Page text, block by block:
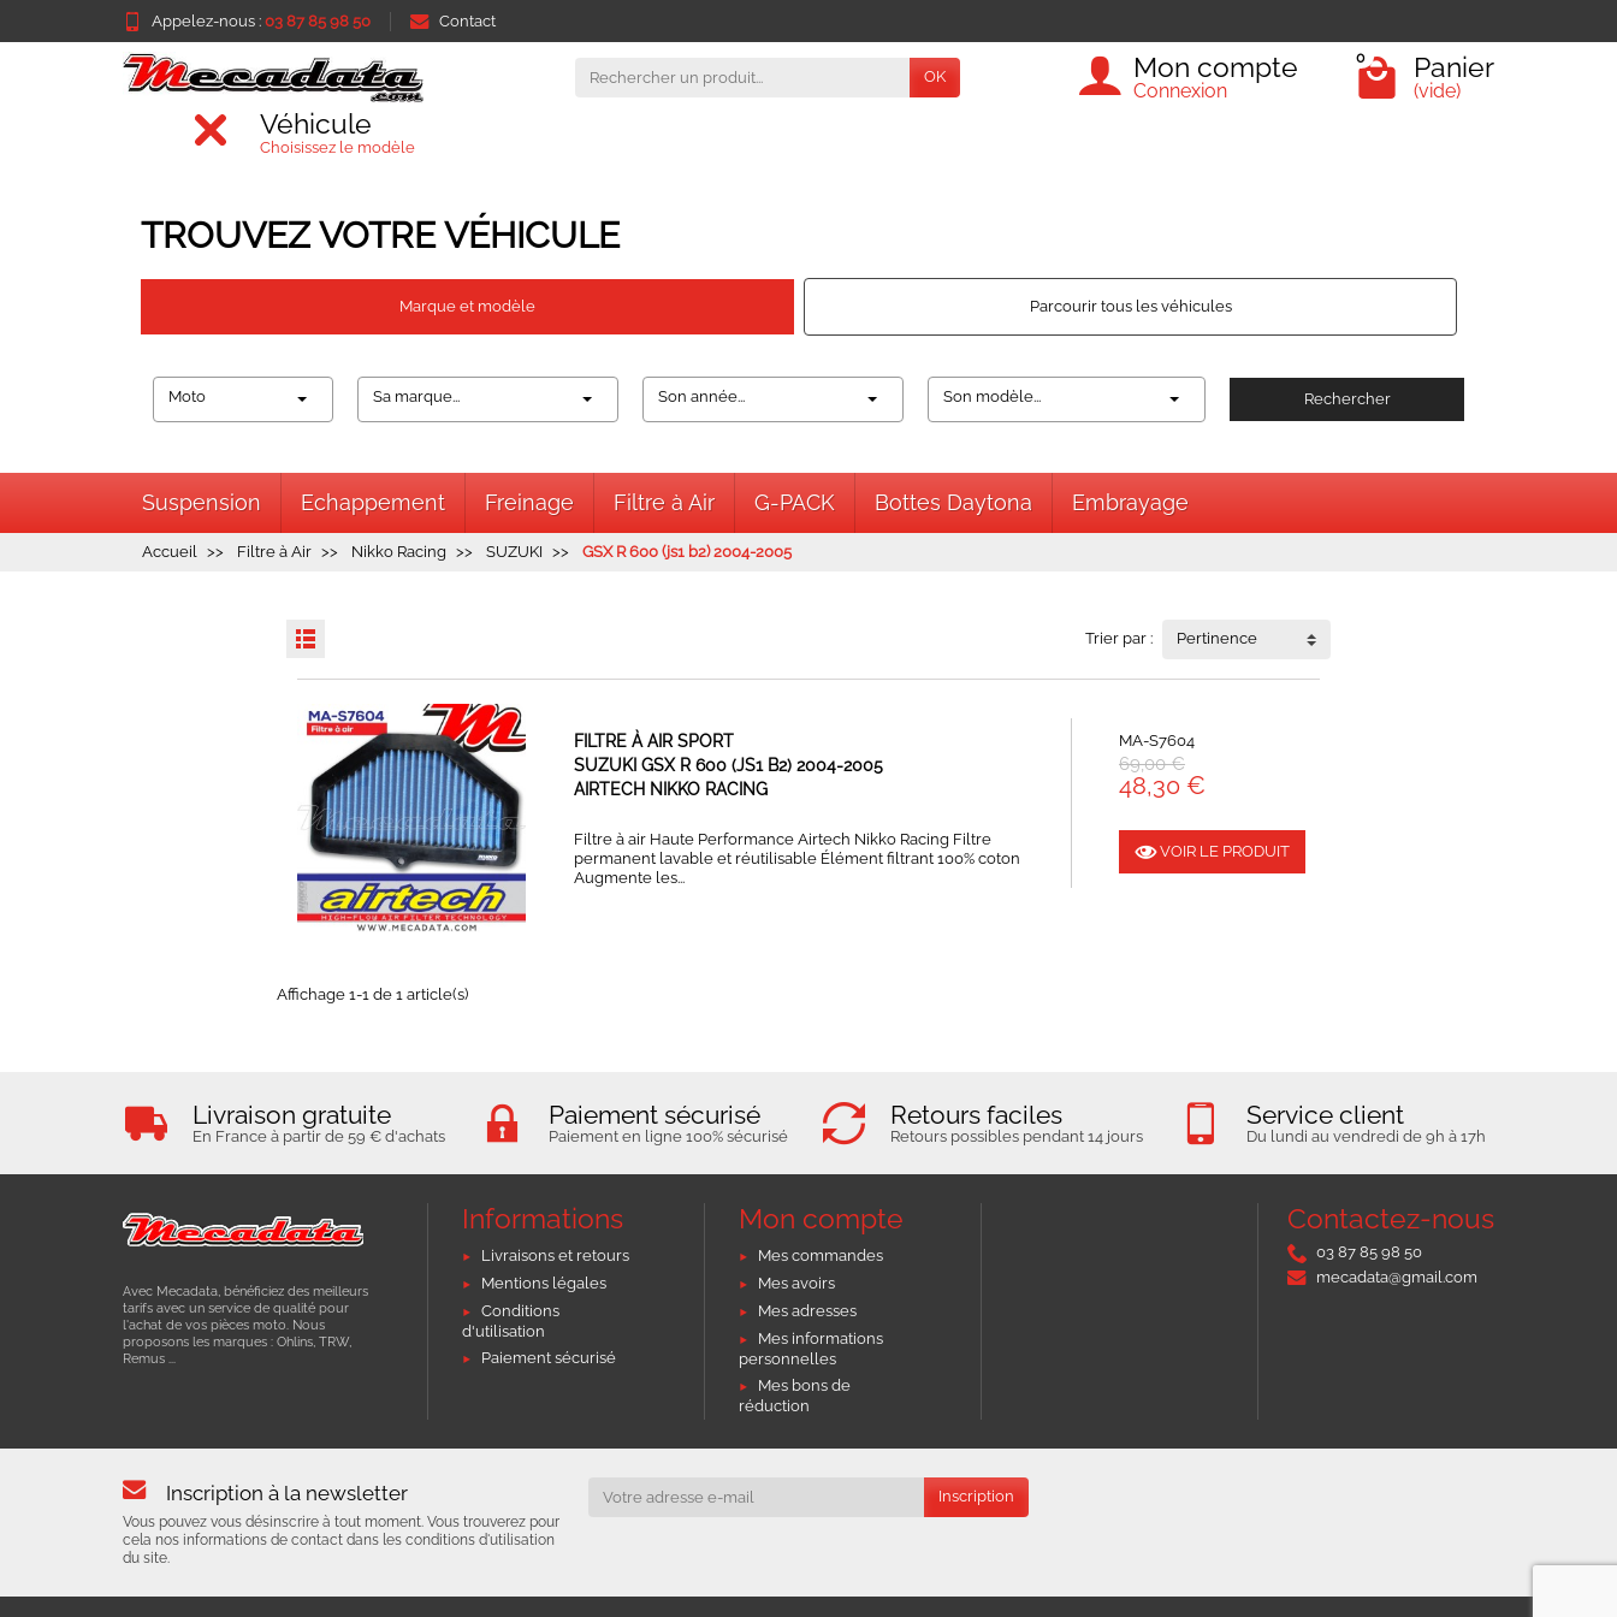
Appelez-nous : 03 87 85 98 50 Contact
OK Mon compte
Connexion
0 Panier
(vide)
Véhicule
Choisissez le modèle
TROUVEZ VOTRE VÉHICULE
Marque et modèle Parcourir tous les véhicules
Moto Sa marque... Son année... Son modèle... Rechercher
Suspension Echappement Freinage Filtre à Air G-PACK Bottes Daytona Embrayage
Accueil Filtre à Air Nikko Racing SUZUKI GSX R 600 (js1 b2) 2004-2005
Trier par : Pertinence
FILTRE À AIR SPORT
SUZUKI GSX R 600 (JS1 B2) 2004-2005
AIRTECH NIKKO RACING
Filtre à air Haute Performance Airtech Nikko Racing Filtre
permanent lavable et réutilisable Élément filtrant 100% coton
Augmente les...
MA-S7604
69,00 €
48,30 €
VOIR LE PRODUIT
Affichage 1-1 de 1 article(s)
Livraison gratuite
En France à partir de 59 € d'achats
Paiement sécurisé
Paiement en ligne 100% sécurisé
Retours faciles
Retours possibles pendant 14 jours
Service client
Du lundi au vendredi de 9h à 17h
Avec Mecadata, bénéficiez des meilleurs
tarifs avec un service de qualité pour
l'achat de vos pièces moto. Nous
proposons les marques : Ohlins, TRW,
Remus ...
Informations
Livraisons et retours
Mentions légales
Conditions
d'utilisation
Paiement sécurisé
Mon compte
Mes commandes
Mes avoirs
Mes adresses
Mes informations
personnelles
Mes bons de
réduction
Contactez-nous
03 87 85 98 50
mecadata@gmail.com
Inscription à la newsletter
Vous pouvez vous désinscrire à tout moment. Vous trouverez pour
cela nos informations de contact dans les conditions d'utilisation
du site.